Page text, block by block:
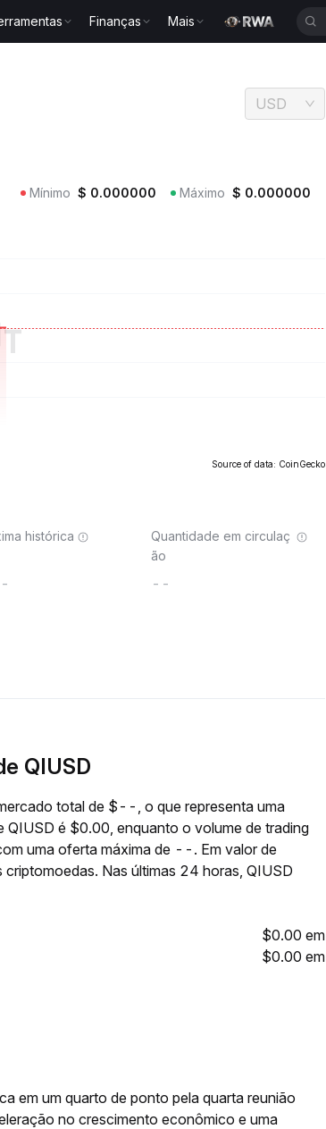
Finanças Mais
USD
Mínimo $ 0.000000 Máximo $ 0.000000
Source of data: CoinGecko
histórica
Quantidade em circulaç
ão
--
QIUSD
total de $--, o que representa uma
é $0.00, enquanto o volume de trading
uma oferta máxima de --. Em valor de
Nas últimas 24 horas, QIUSD
$0.00 em
$0.00 em
em um quarto de ponto pela quarta reunião
no crescimento econômico e uma